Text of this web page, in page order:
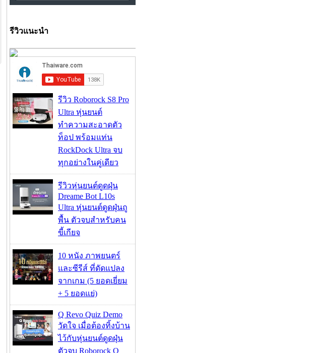
รีวิวแนะนำ
รีวิว Roborock S8 Pro
Ultra หุ่นยนต์
ทำความสะอาดตัว
ท็อป พร้อมแท่น
RockDock Ultra จบ
ทุกอย่างในคู่เดียว
รีวิวหุ่นยนต์ดูดฝุ่น
Dreame Bot L10s
Ultra หุ่นยนต์ดูดฝุ่นถู
พื้น ตัวจบสำหรับคน
ขี้เกียจ
10 หนัง ภาพยนตร์
และซีรีส์ ที่ดัดแปลง
จากเกม (5 ยอดเยี่ยม
+ 5 ยอดแย่)
Q Revo Quiz Demo
วัดใจ เมื่อต้องทิ้งบ้าน
ไว้กับหุ่นยนต์ดูดฝุ่น
ตัวจบ Roborock Q